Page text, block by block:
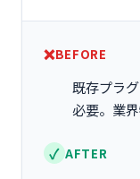
BEFORE
既存プラ
必要。業
AFTER